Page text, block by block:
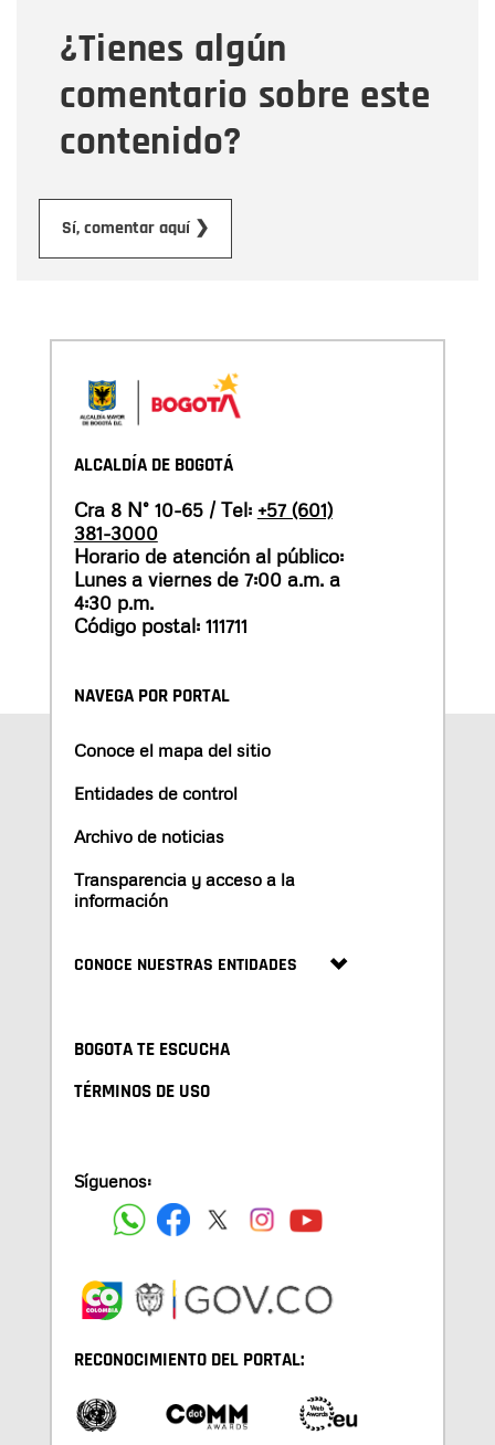
¿Tienes algún
comentario sobre este
contenido?
Sí, comentar aquí ❯
Mensaje
ALCALDÍA DE BOGOTÁ
Cra 8 N° 10-65 / Tel: +57 (601)
381-3000
Horario de atención al público:
Lunes a viernes de 7:00 a.m. a
4:30 p.m.
Código postal: 111711
NAVEGA POR PORTAL
Conoce el mapa del sitio
Entidades de control
Archivo de noticias
Transparencia y acceso a la
información
CONOCE NUESTRAS ENTIDADES
BOGOTA TE ESCUCHA
TÉRMINOS DE USO
Síguenos:
RECONOCIMIENTO DEL PORTAL: